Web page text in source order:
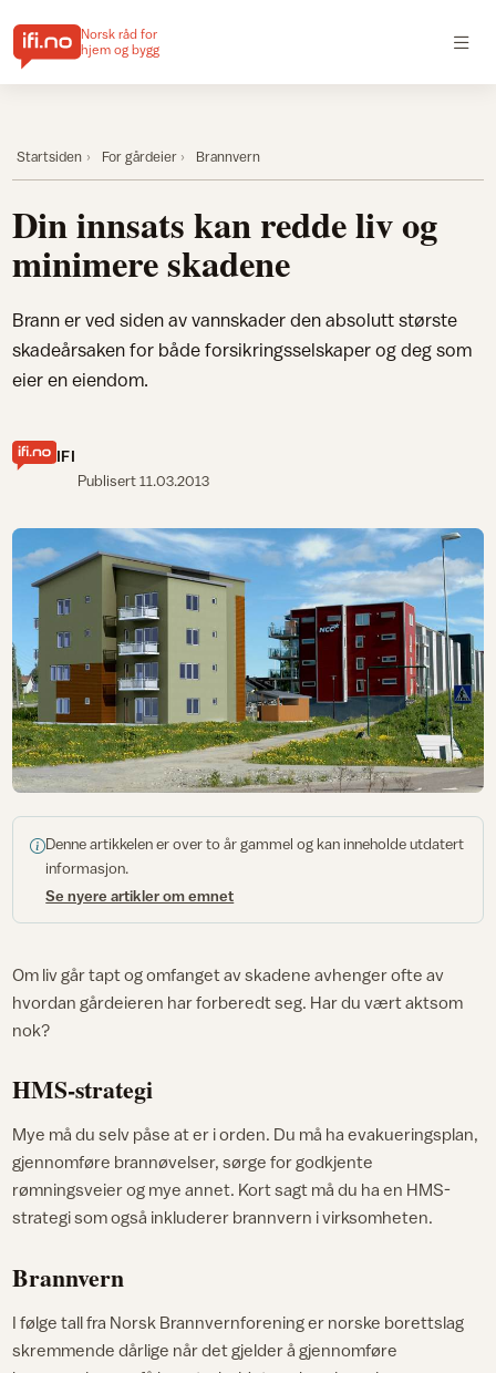
Norsk råd for
hjem og bygg
Startsiden For gårdeier Brannvern
Din innsats kan redde liv og
minimere skadene
Brann er ved siden av vannskader den absolutt største
skadeårsaken for både forsikringsselskaper og deg som
eier en eiendom.
IFI
Publisert11.03.2013
Denne artikkelen er over to år gammel og kan inneholde utdatert
informasjon.
Se nyere artikler om emnet
Om liv går tapt og omfanget av skadene avhenger ofte av
hvordan gårdeieren har forberedt seg. Har du vært aktsom
nok?
HMS-strategi
Mye må du selv påse at er i orden. Du må ha evakueringsplan,
gjennomføre brannøvelser, sørge for godkjente
rømningsveier og mye annet. Kort sagt må du ha en HMS-
strategi som også inkluderer brannvern i virksomheten.
Brannvern
I følge tall fra Norsk Brannvernforening er norske borettslag
skremmende dårlige når det gjelder å gjennomføre